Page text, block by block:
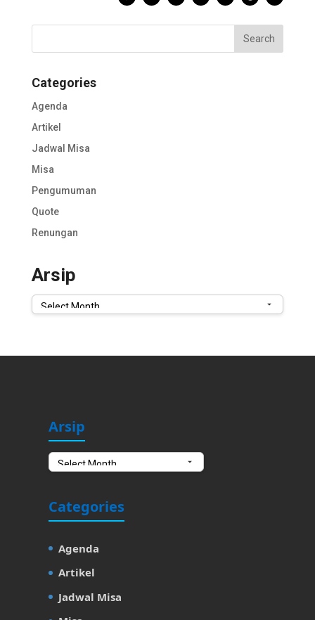
Categories
Agenda
Artikel
Jadwal Misa
Misa
Pengumuman
Quote
Renungan
Arsip
Arsip
ArsipArsip
Categories
Agenda
Artikel
Jadwal Misa